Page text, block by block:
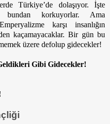
Türkiye’de dolaşıyor. İşte
bundan korkuyorlar. Ama
karşı insanlığın
kaçamayacaklar. Bir gün bu
üzere defolup gidecekler!
Gibi Gidecekler!